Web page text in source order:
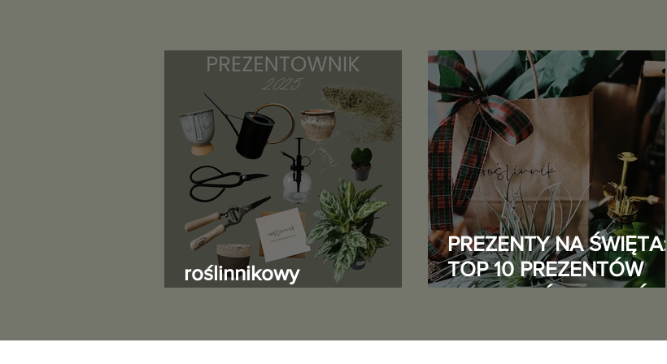
roślinnikowy
PREZENTY NA ŚWIĘTA:
TOP 10 PREZENTÓW
DLA MIŁOŚNIKA ROŚLIN